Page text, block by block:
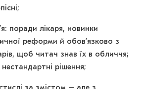
поради лікаря, новинки
реформи й обов’язково з
щоб читач знав їх в обличчя;
рішення;